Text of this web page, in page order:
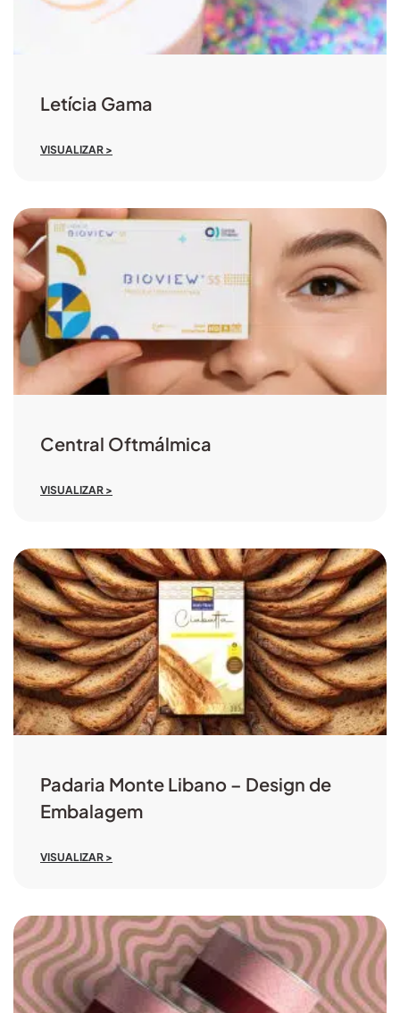
Letícia Gama
VISUALIZAR >
Central Oftmálmica
VISUALIZAR >
Padaria Monte Libano – Design de
Embalagem
VISUALIZAR >